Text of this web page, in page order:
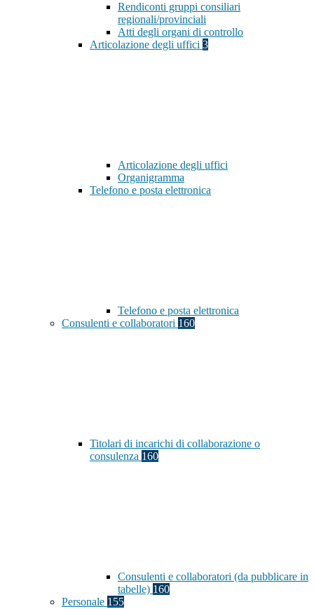
Rendiconti gruppi consiliari
regionali/provinciali
Atti degli organi di controllo
Articolazione degli uffici 3
Articolazione degli uffici
Organigramma
Telefono e posta elettronica
Telefono e posta elettronica
Consulenti e collaboratori 160
Titolari di incarichi di collaborazione o
consulenza 160
Consulenti e collaboratori (da pubblicare in
tabelle) 160
Personale 155